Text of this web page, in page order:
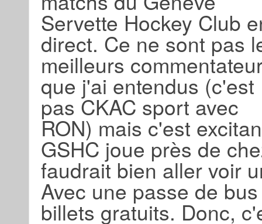
Servette Hockey Club
direct. Ce ne sont pas
meilleurs
que j'ai entendus (c'est
pas CKAC sport avec
RON) mais c'est
GSHC joue près de
faudrait bien aller voir
Avec une passe de
billets gratuits. Donc,